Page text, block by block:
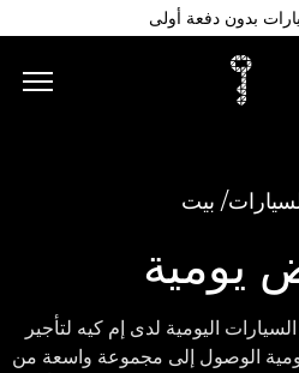
بيت /
يومية
اليومية لدى إم كيه لتأجير
الوصول إلى مجموعة واسعة من